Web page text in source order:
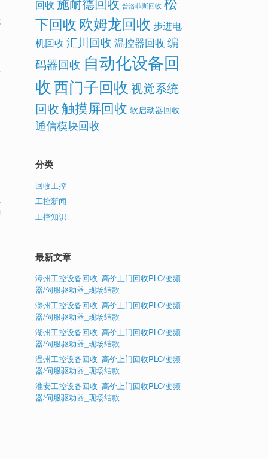
回收
普洛菲斯回收
下回收欧姆龙回收 步进电
机回收 汇川回收 温控器回收 编
码器回收 自动化设备回
收西门子回收视觉系统
回收触摸屏回收 软启动器回收
通信模块回收
分类
回收工控
工控新闻
工控知识
最新文章
漳州工控设备回收_高价上门回收PLC/变频
器/伺服驱动器_现场结款
滁州工控设备回收_高价上门回收PLC/变频
器/伺服驱动器_现场结款
湖州工控设备回收_高价上门回收PLC/变频
器/伺服驱动器_现场结款
温州工控设备回收_高价上门回收PLC/变频
器/伺服驱动器_现场结款
淮安工控设备回收_高价上门回收PLC/变频
器/伺服驱动器_现场结款